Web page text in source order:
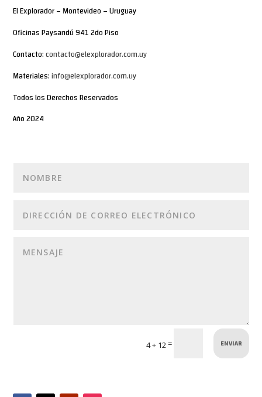
El Explorador – Montevideo – Uruguay
Oficinas Paysandú 941 2do Piso
Contacto:contacto@elexplorador.com.uy
Materiales:info@elexplorador.com.uy
Todos los Derechos Reservados
Año 2024
4 + 12= ENVIAR